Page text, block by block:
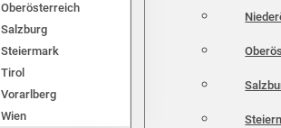
Oberösterreich
Salzburg
Steiermark
Tirol
Vorarlberg
Wien